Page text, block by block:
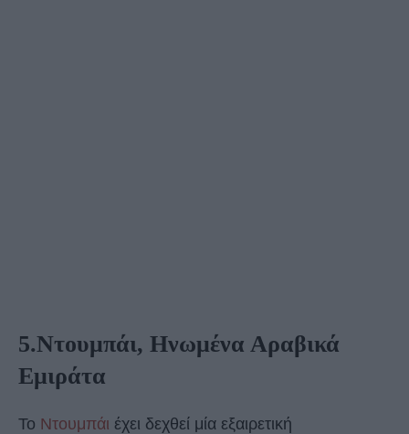
5.Ντουμπάι, Ηνωμένα Αραβικά
Εμιράτα
Το Ντουμπάι έχει δεχθεί μία εξαιρετική